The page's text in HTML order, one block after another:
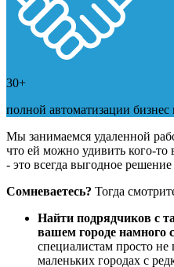
30+
полной автоматизации
Мы занимаемся удаленной
что ей можно удивить кого-то
- это всегда выгодное
Сомневаетесь? Тогда
Найти подрядчиков с
вашем городе намного
специалистам просто не
маленьких городах с